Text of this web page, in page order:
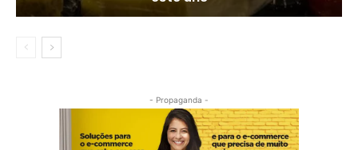
- Propaganda -